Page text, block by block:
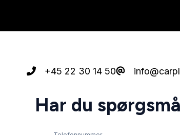
+45 22 30 14 50
Har du